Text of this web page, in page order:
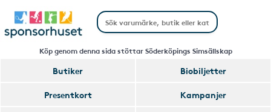
Köp genom denna sida stöttar Söderköpings Simsällskap
Butiker
Biobiljetter
Presentkort
Kampanjer